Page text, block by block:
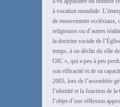
à vocation mondiale.
de mouvements ecclésiaux,
religieuses ou d’autres
la doctrine sociale de
temps, à un déclin du rôle
OIC », qui a peu à peu
son efficacité et de sa
2005, lors de l’assemblée
l’identité et la fonction de la
l’objet d’une réflexion